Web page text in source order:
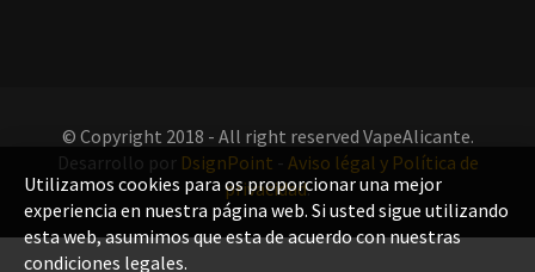
© Copyright 2018 - All right reserved VapeAlicante.
Desarrollo por DsignPoint - Aviso légal y Política de
privacidad.
Utilizamos cookies para os proporcionar una mejor
experiencia en nuestra página web. Si usted sigue utilizando
esta web, asumimos que esta de acuerdo con nuestras
condiciones legales.